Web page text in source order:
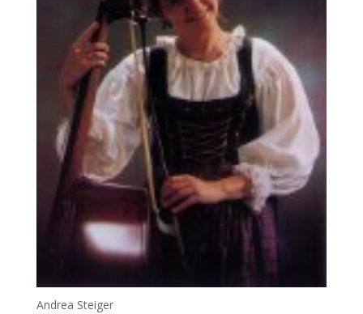
Andrea Steiger